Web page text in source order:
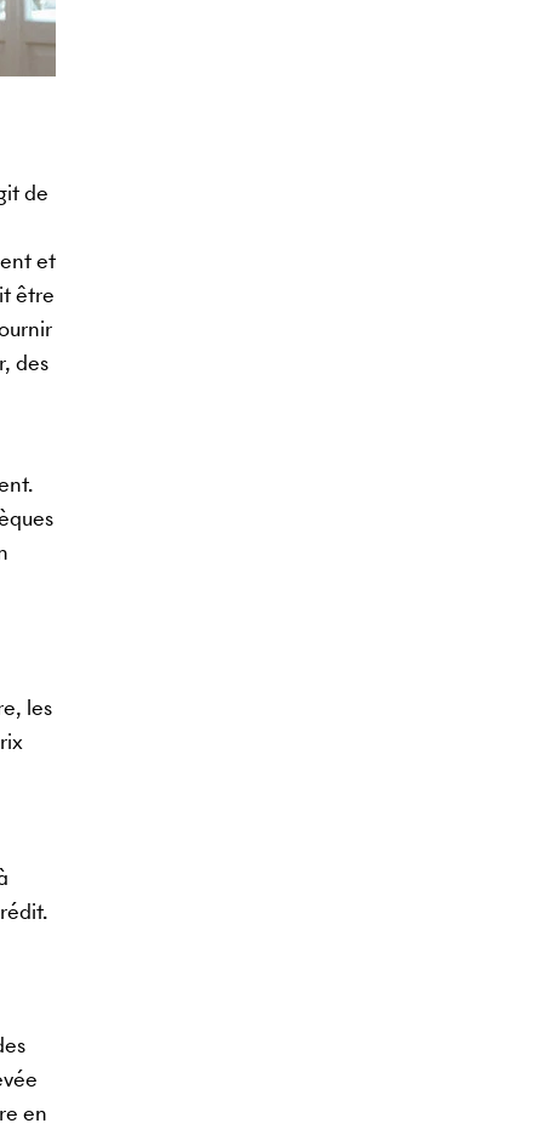
de
et
être
des
les
en